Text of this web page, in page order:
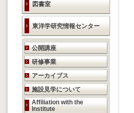
図書室
東洋学研究情報センター
研究活動のご案内
公開講座
研修事業
アーカイブス
施設見学について
Affiliation with the
Institute